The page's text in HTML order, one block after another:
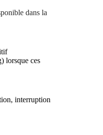
dans la
lorsque ces
interruption